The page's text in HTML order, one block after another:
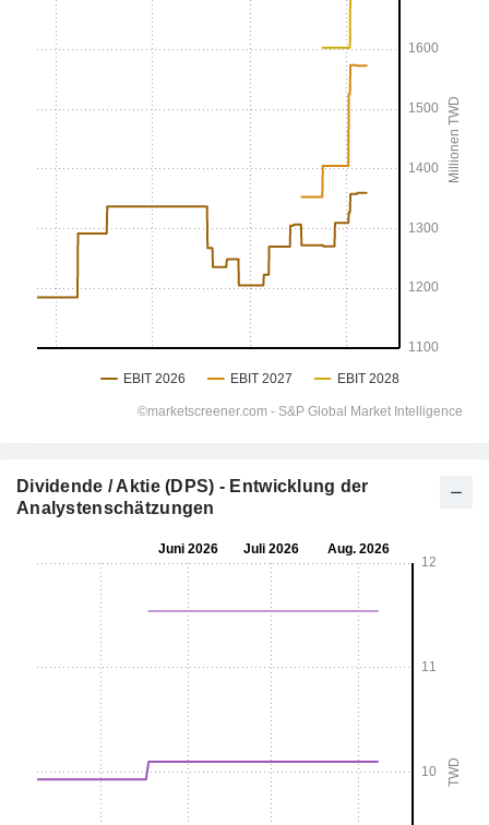
Dividende / Aktie (DPS) - Entwicklung der
Analystenschätzungen